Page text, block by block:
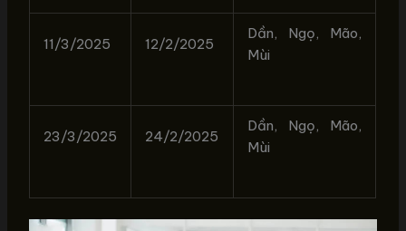
11/3/2025 12/2/2025
Dần, Ngọ, Mão,
Mùi
23/3/2025 24/2/2025
Dần, Ngọ, Mão,
Mùi